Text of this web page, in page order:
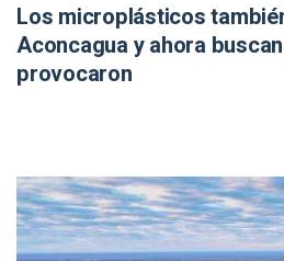
Los microplásticos
Aconcagua y ahora
provocaron